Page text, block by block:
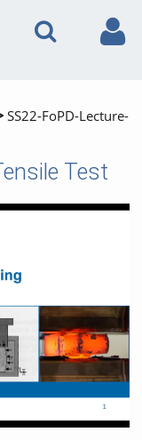
SS22-FoPD-Lecture-
Test